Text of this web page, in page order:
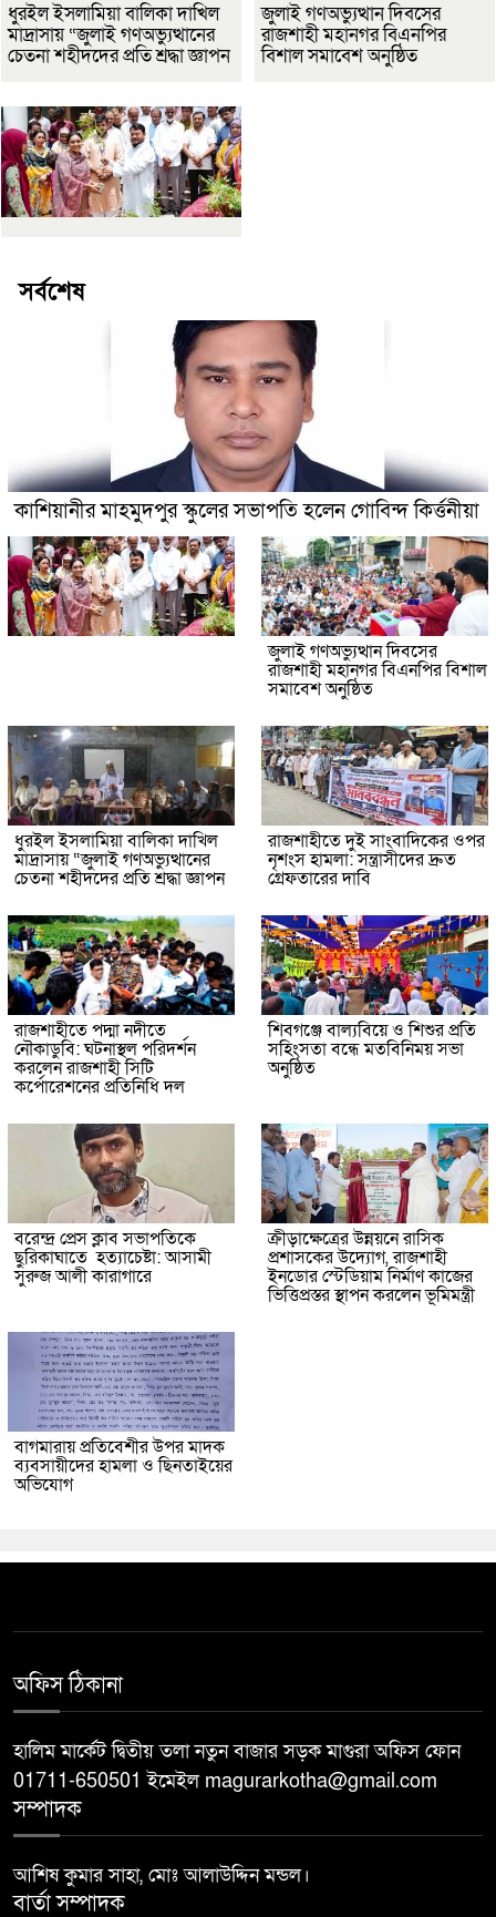
ধুরইল ইসলামিয়া বালিকা দাখিল
মাদ্রাসায় “জুলাই গণঅভ্যুত্থানের
চেতনা শহীদদের প্রতি শ্রদ্ধা জ্ঞাপন
জুলাই গণঅভ্যুত্থান দিবসের
রাজশাহী মহানগর বিএনপির
বিশাল সমাবেশ অনুষ্ঠিত
সর্বশেষ
কাশিয়ানীর মাহমুদপুর স্কুলের সভাপতি হলেন গোবিন্দ কির্ত্তনীয়া
জুলাই গণঅভ্যুত্থান দিবসের
রাজশাহী মহানগর বিএনপির বিশাল
সমাবেশ অনুষ্ঠিত
ধুরইল ইসলামিয়া বালিকা দাখিল
মাদ্রাসায় “জুলাই গণঅভ্যুত্থানের
চেতনা শহীদদের প্রতি শ্রদ্ধা জ্ঞাপন
রাজশাহীতে দুই সাংবাদিকের ওপর
নৃশংস হামলা: সন্ত্রাসীদের দ্রুত
গ্রেফতারের দাবি
রাজশাহীতে পদ্মা নদীতে
নৌকাডুবি: ঘটনাস্থল পরিদর্শন
করলেন রাজশাহী সিটি
কর্পোরেশনের প্রতিনিধি দল
শিবগঞ্জে বাল্যবিয়ে ও শিশুর প্রতি
সহিংসতা বন্ধে মতবিনিময় সভা
অনুষ্ঠিত
বরেন্দ্র প্রেস ক্লাব সভাপতিকে
ছুরিকাঘাতে হত্যাচেষ্টা: আসামী
সুরুজ আলী কারাগারে
ক্রীড়াক্ষেত্রের উন্নয়নে রাসিক
প্রশাসকের উদ্যোগ, রাজশাহী
ইনডোর স্টেডিয়াম নির্মাণ কাজের
ভিত্তিপ্রস্তর স্থাপন করলেন ভূমিমন্ত্রী
বাগমারায় প্রতিবেশীর উপর মাদক
ব্যবসায়ীদের হামলা ও ছিনতাইয়ের
অভিযোগ
অফিস ঠিকানা
হালিম মার্কেট দ্বিতীয় তলা নতুন বাজার সড়ক মাগুরা অফিস ফোন
01711-650501 ইমেইল magurarkotha@gmail.com
সম্পাদক
আশিষ কুমার সাহা, মোঃ আলাউদ্দিন মন্ডল।
বার্তা সম্পাদক